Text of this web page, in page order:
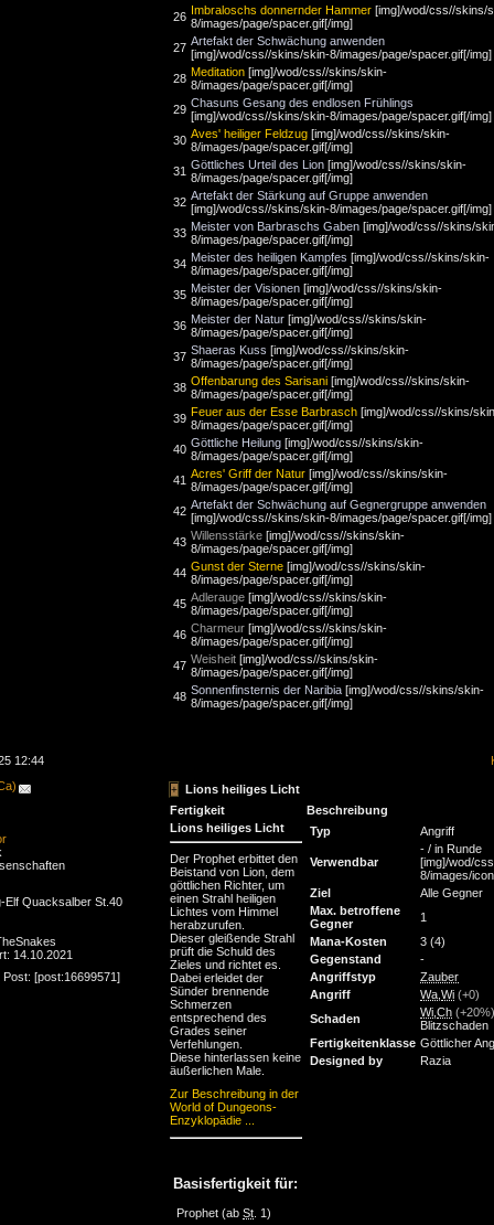
26 Imbraloschs donnernder Hammer [img]/wod/css//skins/
8/images/page/spacer.gif[/img]
27 Artefakt der Schwächung anwenden
[img]/wod/css//skins/skin-8/images/page/spacer.gif[/img]
28 Meditation [img]/wod/css//skins/skin-
8/images/page/spacer.gif[/img]
29 Chasuns Gesang des endlosen Frühlings
[img]/wod/css//skins/skin-8/images/page/spacer.gif[/img]
30 Aves' heiliger Feldzug [img]/wod/css//skins/skin-
8/images/page/spacer.gif[/img]
31 Göttliches Urteil des Lion [img]/wod/css//skins/skin-
8/images/page/spacer.gif[/img]
32 Artefakt der Stärkung auf Gruppe anwenden
[img]/wod/css//skins/skin-8/images/page/spacer.gif[/img]
33 Meister von Barbraschs Gaben [img]/wod/css//skins/
8/images/page/spacer.gif[/img]
34 Meister des heiligen Kampfes [img]/wod/css//skins/skin-
8/images/page/spacer.gif[/img]
35 Meister der Visionen [img]/wod/css//skins/skin-
8/images/page/spacer.gif[/img]
36 Meister der Natur [img]/wod/css//skins/skin-
8/images/page/spacer.gif[/img]
37 Shaeras Kuss [img]/wod/css//skins/skin-
8/images/page/spacer.gif[/img]
38 Offenbarung des Sarisani [img]/wod/css//skins/skin-
8/images/page/spacer.gif[/img]
39 Feuer aus der Esse Barbrasch [img]/wod/css//skins/
8/images/page/spacer.gif[/img]
40 Göttliche Heilung [img]/wod/css//skins/skin-
8/images/page/spacer.gif[/img]
41 Acres' Griff der Natur [img]/wod/css//skins/skin-
8/images/page/spacer.gif[/img]
42 Artefakt der Schwächung auf Gegnergruppe anwenden
[img]/wod/css//skins/skin-8/images/page/spacer.gif[/img]
43 Willensstärke [img]/wod/css//skins/skin-
8/images/page/spacer.gif[/img]
44 Gunst der Sterne [img]/wod/css//skins/skin-
8/images/page/spacer.gif[/img]
45 Adlerauge [img]/wod/css//skins/skin-
8/images/page/spacer.gif[/img]
46 Charmeur [img]/wod/css//skins/skin-
8/images/page/spacer.gif[/img]
47 Weisheit [img]/wod/css//skins/skin-
8/images/page/spacer.gif[/img]
48 Sonnenfinsternis der Naribia [img]/wod/css//skins/skin-
8/images/page/spacer.gif[/img]
12:44
Elf Quacksalber St.40
14.10.2021
[post:16699571]
Lions heiliges Licht
Fertigkeit
Beschreibung
Lions heiliges Licht
Der Prophet erbittet den
Beistand von Lion, dem
göttlichen Richter, um
einen Strahl heiligen
Lichtes vom Himmel
herabzurufen.
Dieser gleißende Strahl
prüft die Schuld des
Zieles und richtet es.
Dabei erleidet der
Sünder brennende
Schmerzen
entsprechend des
Grades seiner
Verfehlungen.
Diese hinterlassen keine
äußerlichen Male.
Zur Beschreibung in der
World of Dungeons-
Enzyklopädie ...
Basisfertigkeit für:
Prophet (ab St . 1)
Typ Angriff
Verwendbar
- / in Runde
[img]/wod/
8/images/
Ziel
Alle Gegner
Max. betroffene
Gegner
1
Mana-Kosten
3 (4)
Gegenstand
-
Angriffstyp
Zauber
Angriff
Wa Wi (+0)
Schaden
Wi Ch (+20%)
Blitzschaden
Fertigkeitenklasse Göttlicher
Designed by
Razia